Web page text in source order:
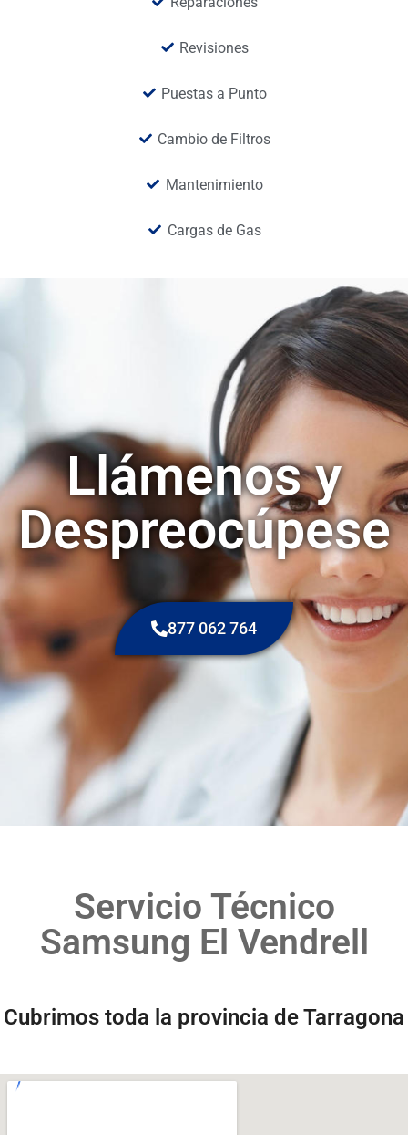
Revisiones
Puestas a Punto
Cambio de Filtros
Mantenimiento
Cargas de Gas
Llámenos y
Despreocúpese
877 062 764
Servicio Técnico
Samsung El Vendrell
Cubrimos toda la provincia de Tarragona